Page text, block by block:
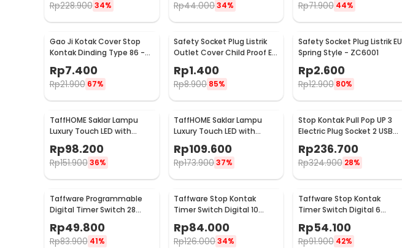
Rp228.900 34% Rp44.00034% Rp71.900 44%
Gao Ji Kotak Cover Stop
Kontak Dinding Type 86 -
Rp7.400
Rp21.900 67%
Safety Socket Plug Listrik
Outlet Cover Child Proof EU
Rp1.400
Rp8.900 85%
Safety Socket Plug Listrik EU
Spring Style - ZC6001
Rp2.600
Rp12.900 80%
TaffHOME Saklar Lampu
Luxury Touch LED with
Remote 2 Gang - XJG-
DH001
Rp98.200
Rp151.900 36%
TaffHOME Saklar Lampu
Luxury Touch LED with
Remote 3 Gang - XJG-
DH001
Rp109.600
Rp173.90037%
Stop Kontak Pull Pop UP 3
Electric Plug Socket 2 USB
Port EU - PDU
Rp236.700
Rp324.900 28%
Taffware Programmable
Digital Timer Switch 28
Program 220V/25A(16A) -
THC30A
Rp49.800
Rp83.900 41%
Taffware Stop Kontak
Timer Switch Digital 10
Program EU Plug 16A 230V -
KWE-TM02-EU
Rp84.000
Rp126.00034%
Taffware Stop Kontak
Timer Switch Digital 6
W03
Rp54.100
Rp91.900 42%